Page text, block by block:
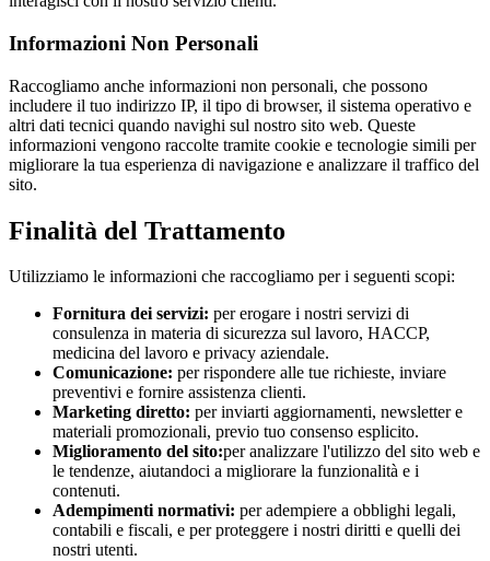
Informazioni Non Personali
Raccogliamo anche informazioni non personali, che possono
includere il tuo indirizzo IP, il tipo di browser, il sistema operativo e
altri dati tecnici quando navighi sul nostro sito web. Queste
informazioni vengono raccolte tramite cookie e tecnologie simili per
migliorare la tua esperienza di navigazione e analizzare il traffico del
sito.
Finalità del Trattamento
Utilizziamo le informazioni che raccogliamo per i seguenti scopi:
Fornitura dei servizi: per erogare i nostri servizi di
consulenza in materia di sicurezza sul lavoro, HACCP,
medicina del lavoro e privacy aziendale.
Comunicazione: per rispondere alle tue richieste, inviare
preventivi e fornire assistenza clienti.
Marketing diretto: per inviarti aggiornamenti, newsletter e
materiali promozionali, previo tuo consenso esplicito.
Miglioramento del sito:per analizzare l'utilizzo del sito web e
le tendenze, aiutandoci a migliorare la funzionalità e i
contenuti.
Adempimenti normativi: per adempiere a obblighi legali,
contabili e fiscali, e per proteggere i nostri diritti e quelli dei
nostri utenti.